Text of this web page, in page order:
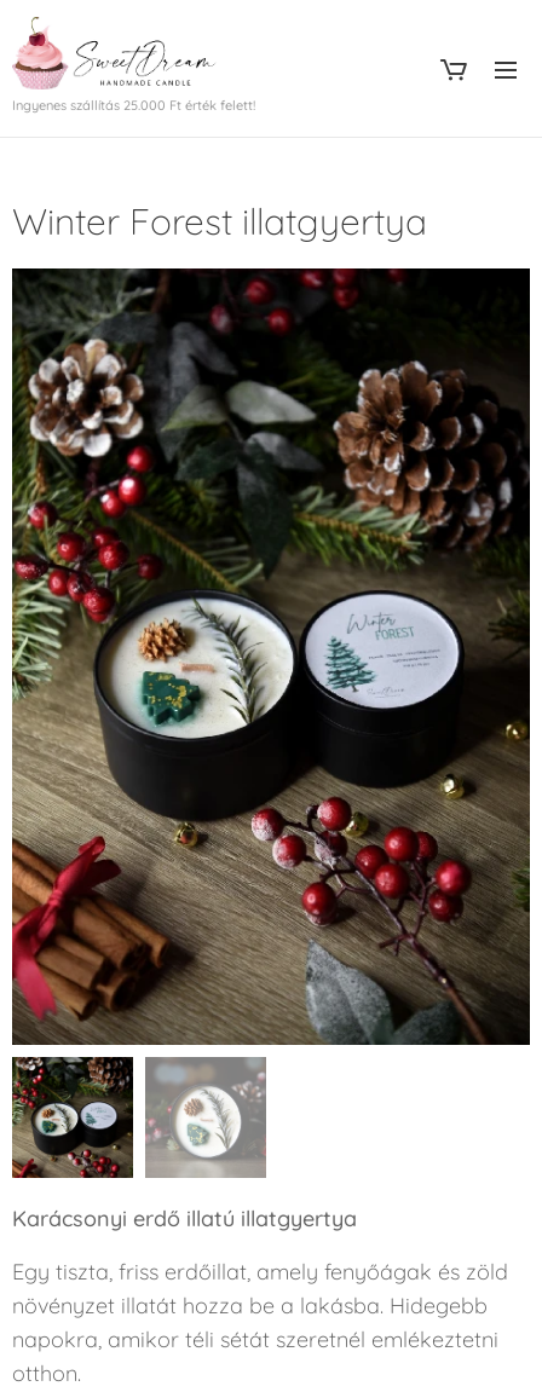
Ingyenes szállítás 25.000 Ft érték felett!
Winter Forest illatgyertya
Karácsonyi erdő illatú illatgyertya
Egy tiszta, friss erdőillat, amely fenyőágak és zöld
növényzet illatát hozza be a lakásba. Hidegebb
napokra, amikor téli sétát szeretnél emlékeztetni
otthon.